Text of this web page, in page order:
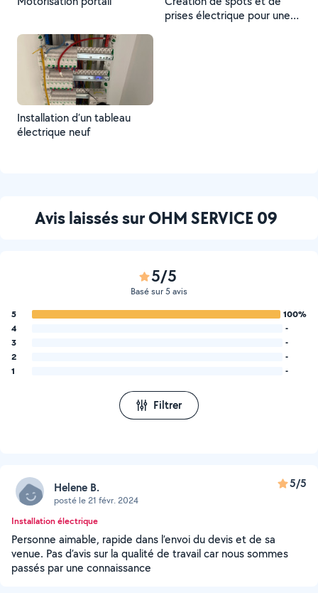
prises électrique pour une
Installation d’un tableau
électrique neuf
Avis laissés sur OHM SERVICE 09
5/5
Basé sur 5 avis
5
100%
4
-
3
-
2
-
1
-
Filtrer
Helene B.
posté le 21 févr. 2024
5/5
Installation électrique
Personne aimable, rapide dans l’envoi du devis et de sa
venue. Pas d’avis sur la qualité de travail car nous sommes
passés par une connaissance